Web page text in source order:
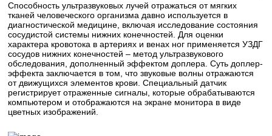
Способность ультразвуковых лучей отражаться от мягких
тканей человеческого организма давно используется в
диагностической медицине, включая исследование состояния
сосудистой системы нижних конечностей. Для оценки
характера кровотока в артериях и венах ног применяется УЗДГ
сосудов нижних конечностей – метод ультразвукового
обследования, дополненный эффектом доплера. Суть доплер-
эффекта заключается в том, что звуковые волны отражаются
от движущихся элементов крови. Специальный датчик
регистрирует отраженные сигналы, которые обрабатываются
компьютером и отображаются на экране монитора в виде
цветных изображений.